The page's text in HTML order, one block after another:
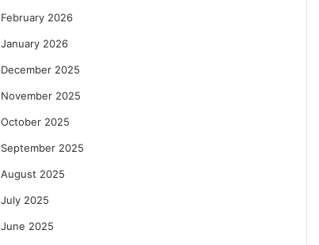
February 2026
January 2026
December 2025
November 2025
October 2025
September 2025
August 2025
July 2025
June 2025